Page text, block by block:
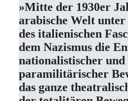
»Mitte der 1930er
arabische Welt
des italienischen
dem Nazismus die
nationalistischer und
paramilitärischer
das ganze